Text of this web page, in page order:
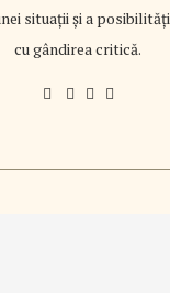
situații și a
cu gândirea critică.